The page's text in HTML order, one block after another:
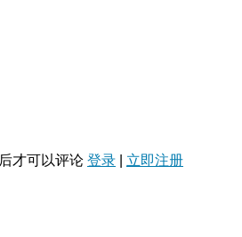
才可以评论 登录 立即注册